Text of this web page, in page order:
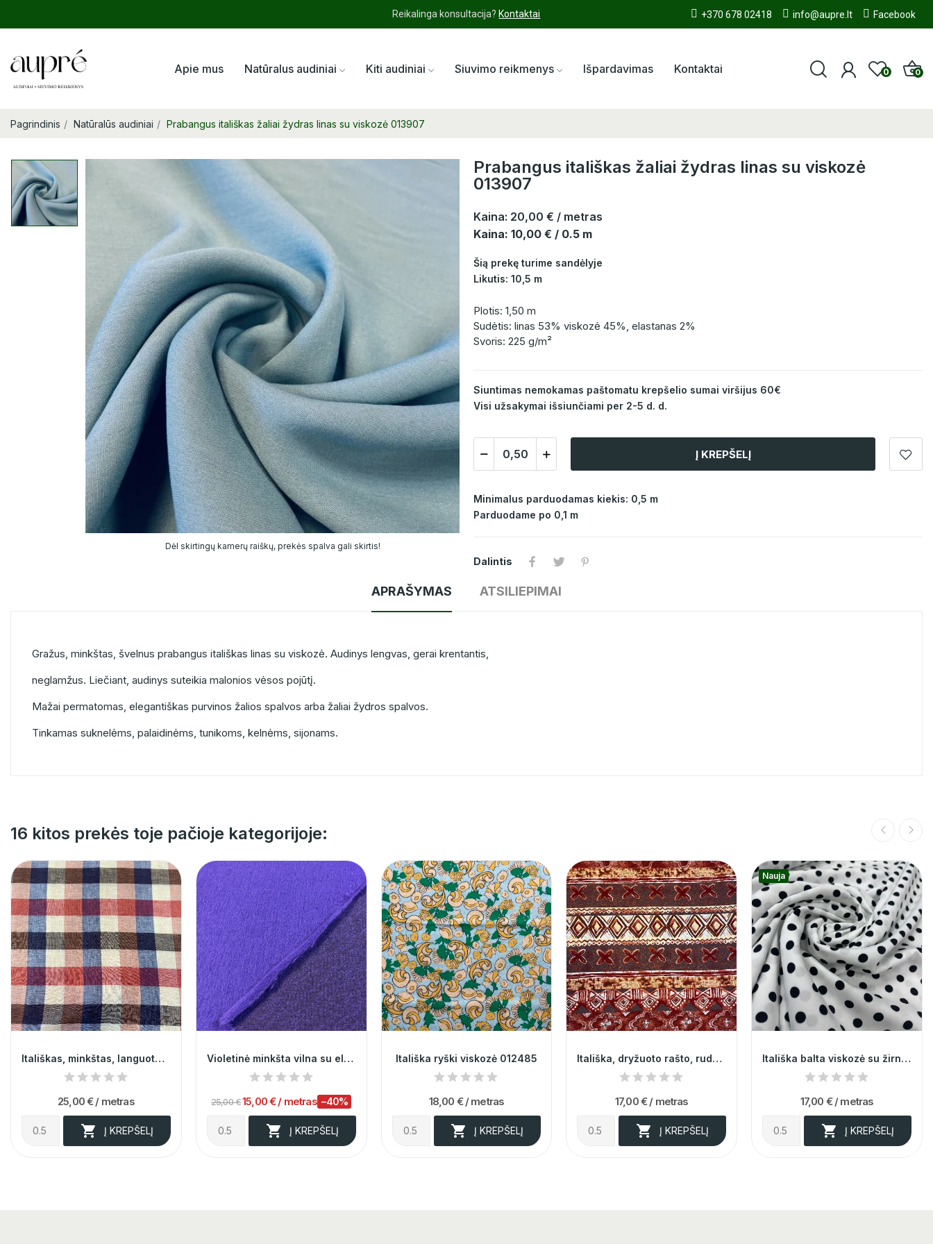
Reikalinga konsultacija? Kontaktai +370 678 02418 info@aupre.lt Facebook
Apie mus Natūralus audiniai Kiti audiniai Siuvimo reikmenys Išpardavimas Kontaktai 0 0
Pagrindinis Natūralūs audiniai Prabangus itališkas žaliai žydras linas su viskozė 013907
Dėl skirtingų kamerų raiškų, prekės spalva gali skirtis!
Prabangus itališkas žaliai žydras linas su viskozė
013907
Kaina: 20,00 € / metras
Kaina: 10,00 € / 0.5 m
Šią prekę turime sandėlyje
Likutis: 10,5 m
Plotis: 1,50 m
Sudėtis: linas 53% viskozė 45%, elastanas 2%
Svoris: 225 g/m²
Siuntimas nemokamas paštomatu krepšelio sumai viršijus 60€
Visi užsakymai išsiunčiami per 2-5 d. d.
Į KREPŠELĮ
Minimalus parduodamas kiekis: 0,5 m
Parduodame po 0,1 m
Dalintis
APRAŠYMAS ATSILIEPIMAI
Gražus, minkštas, švelnus prabangus itališkas linas su viskozė. Audinys lengvas, gerai krentantis,
neglamžus. Liečiant, audinys suteikia malonios vėsos pojūtį.
Mažai permatomas, elegantiškas purvinos žalios spalvos arba žaliai žydros spalvos.
Tinkamas suknelėms, palaidinėms, tunikoms, kelnėms, sijonams.
16 kitos prekės toje pačioje kategorijoje:
Itališkas, minkštas, languotas margas linas 012444
25,00 €/ metras
 Į KREPŠELĮ
Violetinė minkšta vilna su elastanu 012973
25,00 €15,00 €/ metras −40%
 Į KREPŠELĮ
Itališka ryški viskozė 012485
18,00 € / metras
 Į KREPŠELĮ
Itališka, dryžuoto rašto, ruda viskozė su linu
17,00 € / metras
 Į KREPŠELĮ
Nauja
Itališka balta viskozė su žirniukais 014690
17,00 € / metras
 Į KREPŠELĮ